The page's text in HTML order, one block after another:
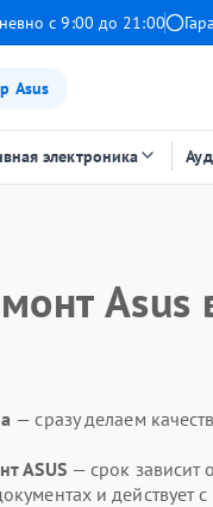
с 9:00 до 21:00
Asus
электроника
Asus
— сразу делаем
ASUS — срок зависит
и действует